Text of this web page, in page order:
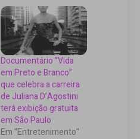
Documentário “Vida
em Preto e Branco”
que celebra a carreira
de Juliana D’Agostini
terá exibição gratuita
em São Paulo
Em "Entretenimento"